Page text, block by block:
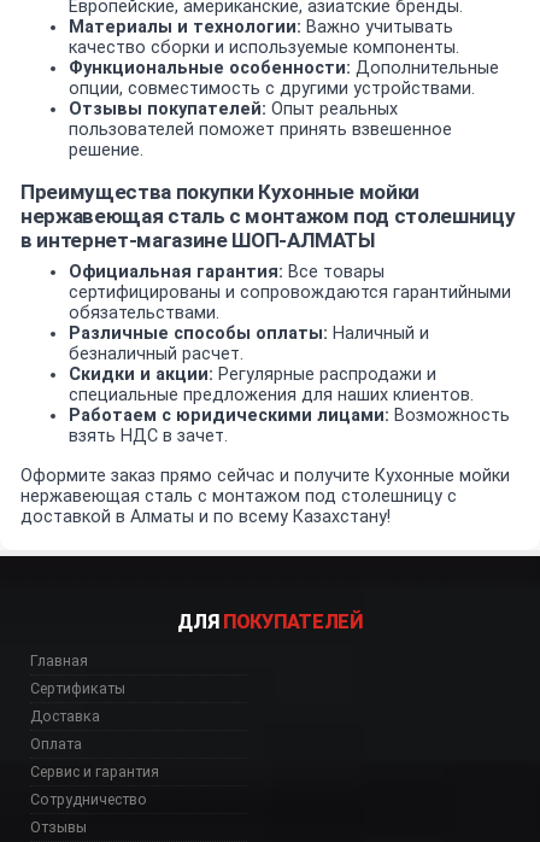
Европейские, американские, азиатские бренды.
Материалы и технологии: Важно учитывать
качество сборки и используемые компоненты.
Функциональные особенности: Дополнительные
опции, совместимость с другими устройствами.
Отзывы покупателей: Опыт реальных
пользователей поможет принять взвешенное
решение.
Преимущества покупки Кухонные мойки
нержавеющая сталь с монтажом под столешницу
в интернет-магазине ШОП-АЛМАТЫ
Официальная гарантия: Все товары
сертифицированы и сопровождаются гарантийными
обязательствами.
Различные способы оплаты: Наличный и
безналичный расчет.
Скидки и акции: Регулярные распродажи и
специальные предложения для наших клиентов.
Работаем с юридическими лицами: Возможность
взять НДС в зачет.
Оформите заказ прямо сейчас и получите Кухонные мойки
нержавеющая сталь с монтажом под столешницу с
доставкой в Алматы и по всему Казахстану!
ДЛЯ ПОКУПАТЕЛЕЙ
Главная
Сертификаты
Доставка
Оплата
Сервис и гарантия
Сотрудничество
Отзывы